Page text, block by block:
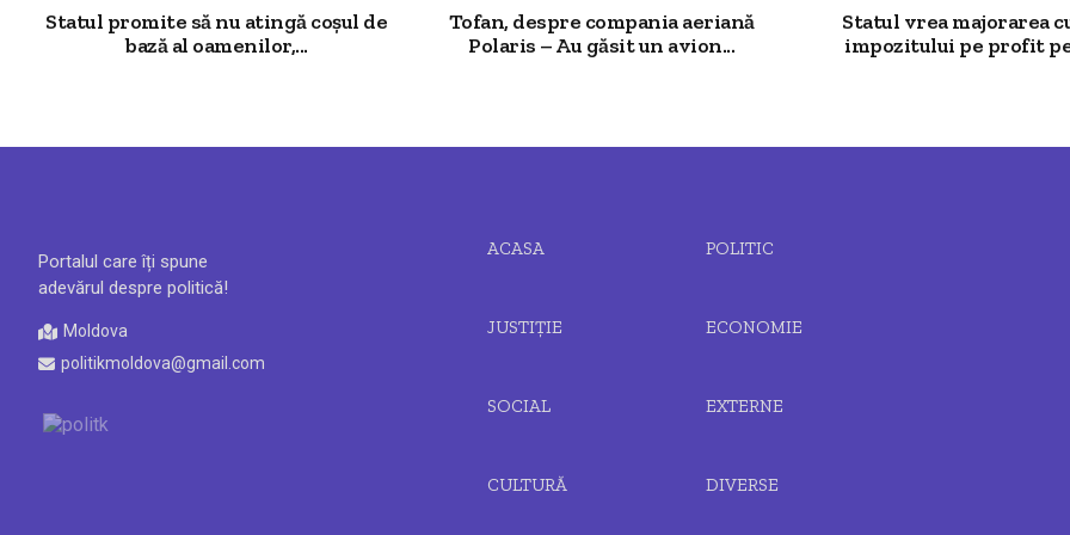
Statul promite să nu atingă coșul de
bază al oamenilor,...
Tofan, despre compania aeriană
Polaris – Au găsit un avion...
Statul vrea majorarea
impozitului pe profit
Portalul care îți spune
adevărul despre politică!
Moldova
politikmoldova@gmail.com
ACASA POLITIC
JUSTIȚIE ECONOMIE
SOCIAL EXTERNE
CULTURĂ DIVERSE